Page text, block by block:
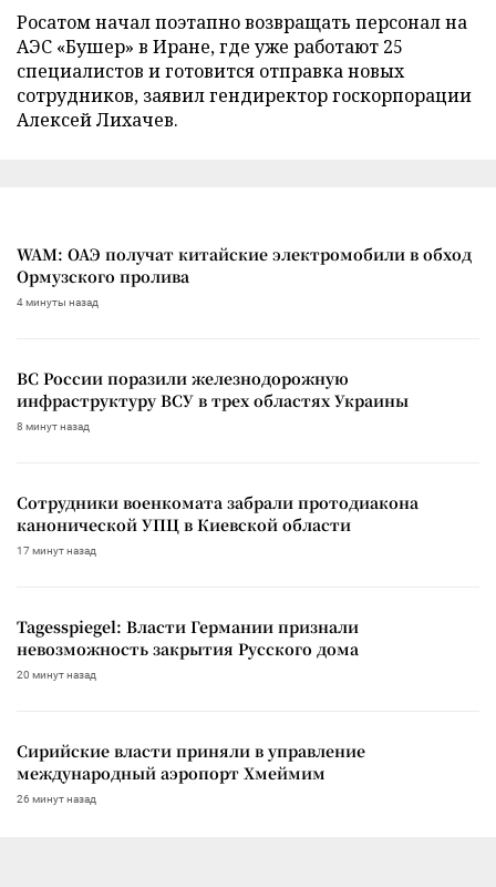
Росатом начал поэтапно возвращать персонал на
АЭС «Бушер» в Иране, где уже работают 25
специалистов и готовится отправка новых
сотрудников, заявил гендиректор госкорпорации
Алексей Лихачев.
WAM: ОАЭ получат китайские электромобили в обход
Ормузского пролива
4 минуты назад
ВС России поразили железнодорожную
инфраструктуру ВСУ в трех областях Украины
8 минут назад
Сотрудники военкомата забрали протодиакона
канонической УПЦ в Киевской области
17 минут назад
Tagesspiegel: Власти Германии признали
невозможность закрытия Русского дома
20 минут назад
Сирийские власти приняли в управление
международный аэропорт Хмеймим
26 минут назад